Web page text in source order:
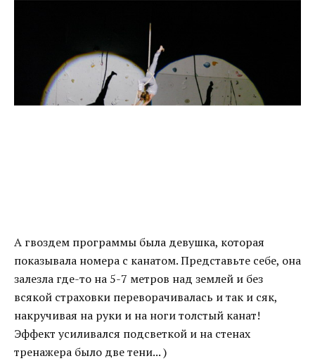
А гвоздем программы была девушка, которая
показывала номера с канатом. Представьте себе, она
залезла где-то на 5-7 метров над землей и без
всякой страховки переворачивалась и так и сяк,
накручивая на руки и на ноги толстый канат!
Эффект усиливался подсветкой и на стенах
тренажера было две тени... )